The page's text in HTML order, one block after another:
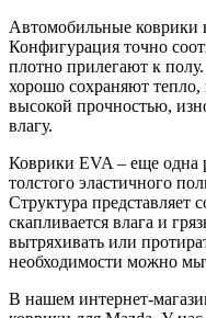
Автомобильные коврики
Конфигурация точно
плотно прилегают к
хорошо сохраняют
высокой прочностью,
влагу.
Коврики EVA – еще одна
толстого эластичного
Структура представляет
скапливается влага и
вытряхивать или
необходимости можно
В нашем интернет-